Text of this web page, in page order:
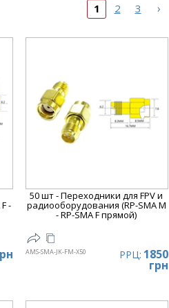
1 2 3 ›
-
50 шт - Переходники для FPV и
радиооборудования (RP-SMA M
- RP-SMA F прямой)
AMS-SMA-JK-FM-X50 РРЦ: 1850
грн